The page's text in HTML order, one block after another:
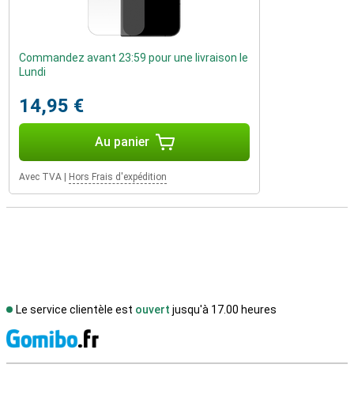
Commandez avant 23:59 pour une livraison le
Lundi
14,95 €
Au panier
Avec TVA Hors Frais d'expédition
Le service clientèle est ouvert jusqu'à 17.00 heures